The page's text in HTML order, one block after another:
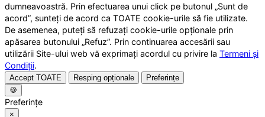
dumneavoastră. Prin efectuarea unui click pe butonul „Sunt de
acord”, sunteți de acord ca TOATE cookie-urile să fie utilizate.
De asemenea, puteți să refuzați cookie-urile opționale prin
apăsarea butonului „Refuz”. Prin continuarea accesării sau
utilizării Site-ului web vă exprimați acordul cu privire la Termeni și
Condiții.
Accept TOATE Resping opționale
Preferințe
🍪
Preferințe
×